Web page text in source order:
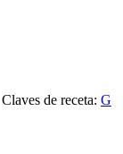
Claves de receta: G